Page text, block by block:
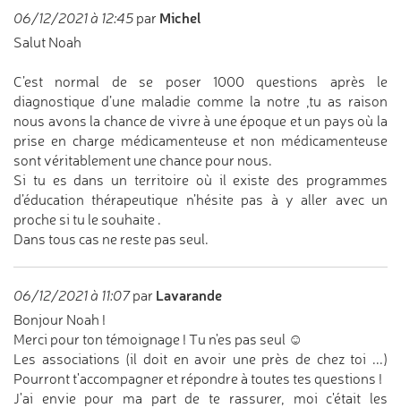
06/12/2021 à 12:45 par Michel
Salut Noah
C’est normal de se poser 1000 questions après le
diagnostique d’une maladie comme la notre ,tu as raison
nous avons la chance de vivre à une époque et un pays où la
prise en charge médicamenteuse et non médicamenteuse
sont véritablement une chance pour nous.
Si tu es dans un territoire où il existe des programmes
d’éducation thérapeutique n’hésite pas à y aller avec un
proche si tu le souhaite .
Dans tous cas ne reste pas seul.
06/12/2021 à 11:07par Lavarande
Bonjour Noah !
Merci pour ton témoignage ! Tu n'es pas seul ☺️
Les associations (il doit en avoir une près de chez toi ...)
Pourront t'accompagner et répondre à toutes tes questions !
J'ai envie pour ma part de te rassurer, moi c'était les